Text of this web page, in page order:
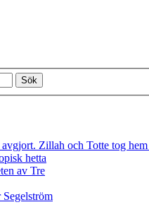
Zillah och Totte tog hem
hetta
av Tre